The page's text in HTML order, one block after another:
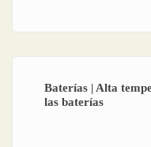
Baterías | Alta
las baterías